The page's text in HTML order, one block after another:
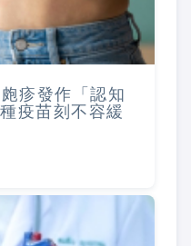
疹發作「認知
疫苗刻不容緩